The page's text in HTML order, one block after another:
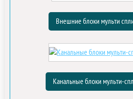
Внешние блоки мульти
Канальные блоки мульти-